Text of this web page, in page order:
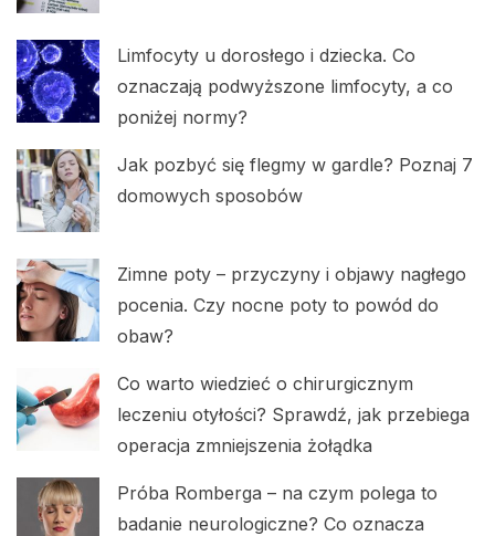
Limfocyty u dorosłego i dziecka. Co
oznaczają podwyższone limfocyty, a co
poniżej normy?
Jak pozbyć się flegmy w gardle? Poznaj 7
domowych sposobów
Zimne poty – przyczyny i objawy nagłego
pocenia. Czy nocne poty to powód do
obaw?
Co warto wiedzieć o chirurgicznym
leczeniu otyłości? Sprawdź, jak przebiega
operacja zmniejszenia żołądka
Próba Romberga – na czym polega to
badanie neurologiczne? Co oznacza